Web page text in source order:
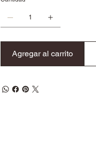
Agregar al carrito